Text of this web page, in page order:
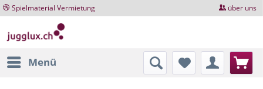
Spielmaterial Vermietung über uns
Menü